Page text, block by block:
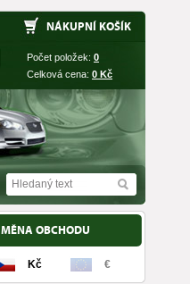
NÁKUPNÍ KOŠÍK
Počet položek: 0
Celková cena: 0 Kč
MĚNA OBCHODU
Kč €